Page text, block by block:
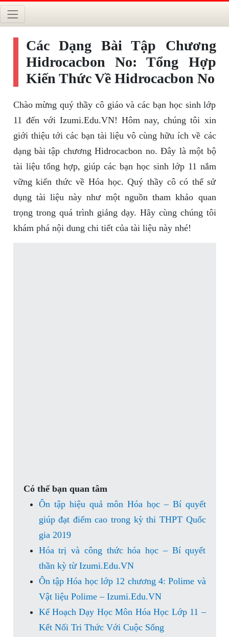
Các Dạng Bài Tập Chương
Hidrocacbon No: Tổng Hợp
Kiến Thức Về Hidrocacbon No
Chào mừng quý thầy cô giáo và các bạn học sinh lớp
11 đến với Izumi.Edu.VN! Hôm nay, chúng tôi xin
giới thiệu tới các bạn tài liệu vô cùng hữu ích về các
dạng bài tập chương Hidrocacbon no. Đây là một bộ
tài liệu tổng hợp, giúp các bạn học sinh lớp 11 nắm
vững kiến thức về Hóa học. Quý thầy cô có thể sử
dụng tài liệu này như một nguồn tham khảo quan
trọng trong quá trình giảng dạy. Hãy cùng chúng tôi
khám phá nội dung chi tiết của tài liệu này nhé!
Có thể bạn quan tâm
Ôn tập hiệu quả môn Hóa học – Bí quyết
giúp đạt điểm cao trong kỳ thi THPT Quốc
gia 2019
Hóa trị và công thức hóa học – Bí quyết
thần kỳ từ Izumi.Edu.VN
Ôn tập Hóa học lớp 12 chương 4: Polime và
Vật liệu Polime – Izumi.Edu.VN
Kế Hoạch Dạy Học Môn Hóa Học Lớp 11 –
Kết Nối Tri Thức Với Cuộc Sống